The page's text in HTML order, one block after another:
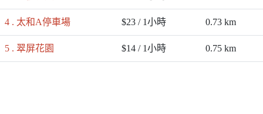
4 . 太和A停車場 $23 / 1小時 0.73 km
5 . 翠屏花園 $14 / 1小時 0.75 km